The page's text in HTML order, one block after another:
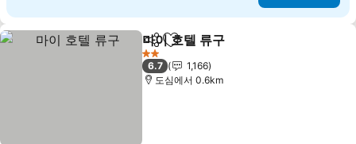
공유 즐겨찾기에 추가
마이 호텔 류구
2 성급
6.7
1,166
도심에서 0.6km